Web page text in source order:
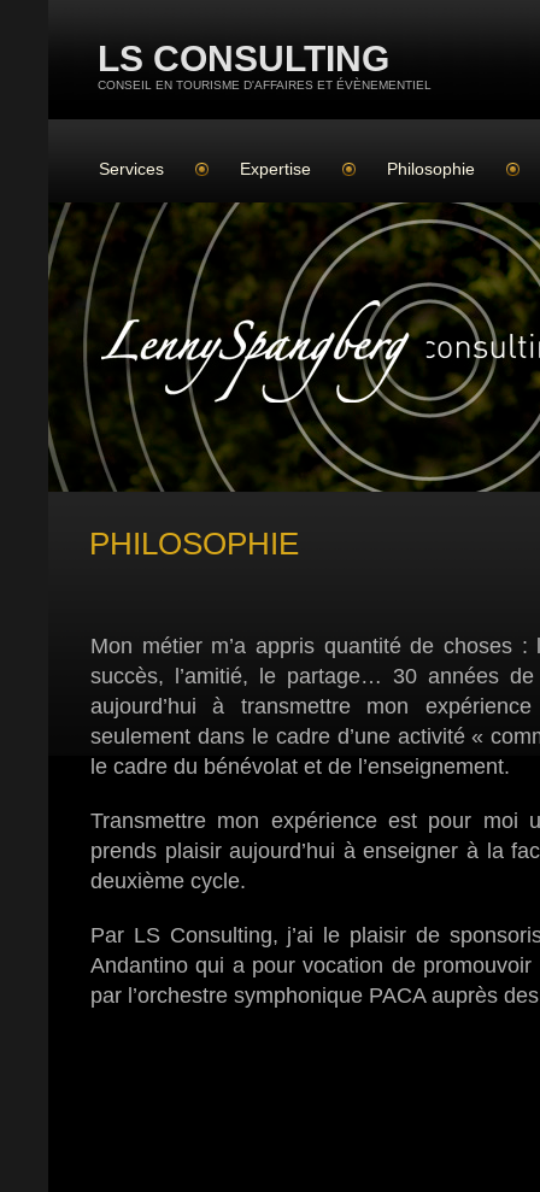
LS CONSULTING
CONSEIL EN TOURISME D'AFFAIRES ET ÉVÈNEMENTIEL
Services Expertise Philosophie
PHILOSOPHIE
Mon métier m’a appris quantité de choses
succès, l’amitié, le partage… 30 années
aujourd’hui à transmettre mon
seulement dans le cadre d’une activité «
le cadre du bénévolat et de l’enseignement.
Transmettre mon expérience est pour moi
prends plaisir aujourd’hui à enseigner à la
deuxième cycle.
Par LS Consulting, j’ai le plaisir de
Andantino qui a pour vocation de
par l’orchestre symphonique PACA auprès